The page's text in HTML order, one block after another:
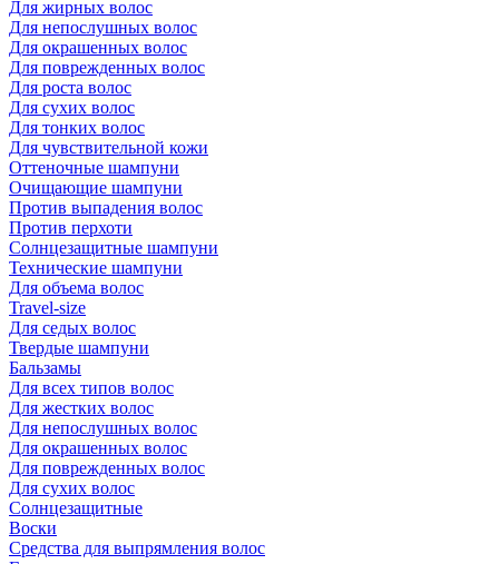
Для жирных волос
Для непослушных волос
Для окрашенных волос
Для поврежденных волос
Для роста волос
Для сухих волос
Для тонких волос
Для чувствительной кожи
Оттеночные шампуни
Очищающие шампуни
Против выпадения волос
Против перхоти
Солнцезащитные шампуни
Технические шампуни
Для объема волос
Travel-size
Для седых волос
Твердые шампуни
Бальзамы
Для всех типов волос
Для жестких волос
Для непослушных волос
Для окрашенных волос
Для поврежденных волос
Для сухих волос
Солнцезащитные
Воски
Средства для выпрямления волос